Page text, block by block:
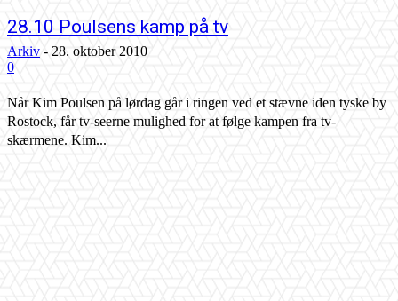
28.10 Poulsens kamp på tv
Arkiv - 28. oktober 2010
0
Når Kim Poulsen på lørdag går i ringen ved et stævne iden tyske by
Rostock, får tv-seerne mulighed for at følge kampen fra tv-
skærmene. Kim...